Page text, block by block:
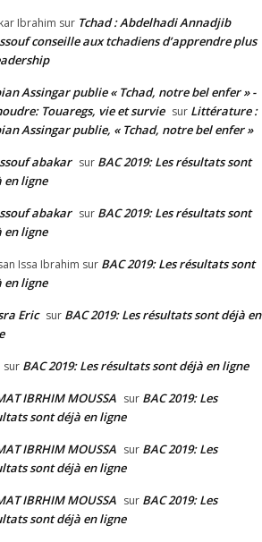
Ibrahim sur Tchad : Abdelhadi Annadjib
conseille aux tchadiens d’apprendre plus
Assingar publie « Tchad, notre bel enfer » -
Touaregs, vie et survie sur Littérature :
Assingar publie, « Tchad, notre bel enfer »
abakar sur BAC 2019: Les résultats sont
en ligne
abakar sur BAC 2019: Les résultats sont
en ligne
Issa Ibrahim sur BAC 2019: Les résultats sont
en ligne
Eric sur BAC 2019: Les résultats sont déjà en
sur BAC 2019: Les résultats sont déjà en ligne
IBRHIM MOUSSA sur BAC 2019: Les
sont déjà en ligne
IBRHIM MOUSSA sur BAC 2019: Les
sont déjà en ligne
IBRHIM MOUSSA sur BAC 2019: Les
sont déjà en ligne